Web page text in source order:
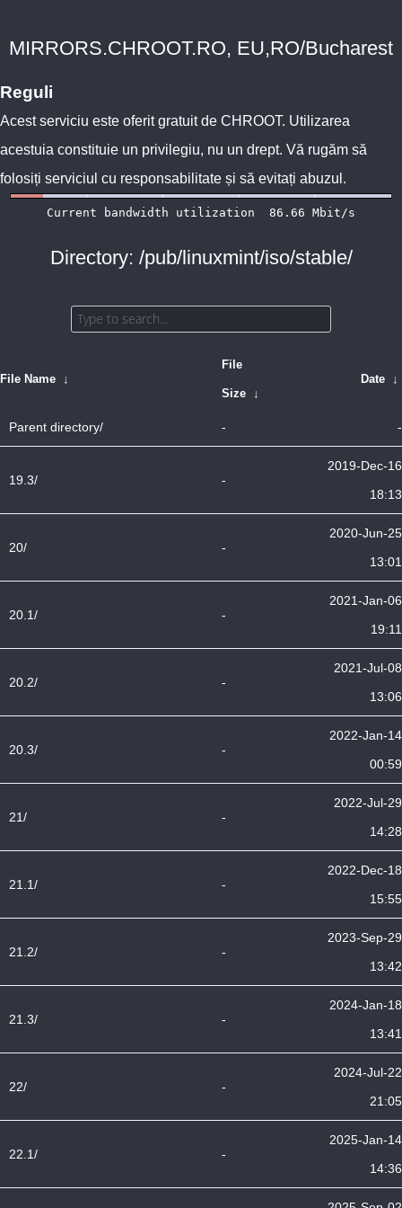
MIRRORS.CHROOT.RO, EU,RO/Bucharest
Reguli
Acest serviciu este oferit gratuit de CHROOT. Utilizarea
acestuia constituie un privilegiu, nu un drept. Vă rugăm să
folosiți serviciul cu responsabilitate și să evitați abuzul.
Directory: /pub/linuxmint/iso/stable/
File Name ↓
File
Size ↓
Date ↓
Parent directory/ - -
19.3/ -
2019-Dec-16
18:13
20/ -
2020-Jun-25
13:01
20.1/ -
2021-Jan-06
19:11
20.2/ -
2021-Jul-08
13:06
20.3/ -
2022-Jan-14
00:59
21/ -
2022-Jul-29
14:28
21.1/ -
2022-Dec-18
15:55
21.2/ -
2023-Sep-29
13:42
21.3/ -
2024-Jan-18
13:41
22/ -
2024-Jul-22
21:05
22.1/ -
2025-Jan-14
14:36